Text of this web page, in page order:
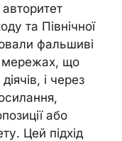
та Північної
фальшиві
мережах, що
і через
або
Цей підхід